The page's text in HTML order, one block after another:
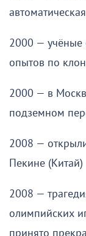
2000 — учёные
опытов по
2000 — в
подземном
2008 —
Пекине (Китай)
2008 —
олимпийских
принято